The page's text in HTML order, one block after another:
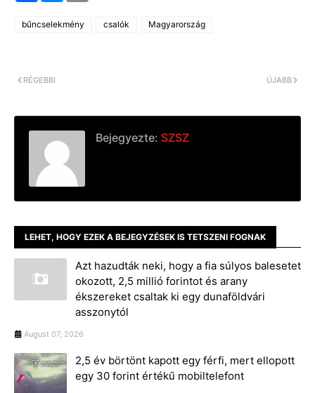
c
b
s
e
bűncselekmény csalók Magyarország
ÚJABB
RÉGEBBI
Bejegyezte: SZSZ
LEHET, HOGY EZEK A BEJEGYZÉSEK IS TETSZENI FOGNAK
Azt hazudták neki, hogy a fia súlyos balesetet
okozott, 2,5 millió forintot és arany
ékszereket csaltak ki egy dunaföldvári
asszonytól
August 07, 2026
2,5 év börtönt kapott egy férfi, mert ellopott
egy 30 forint értékű mobiltelefont